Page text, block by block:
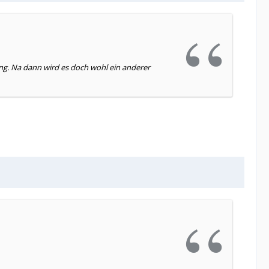
Na dann wird es doch wohl ein anderer